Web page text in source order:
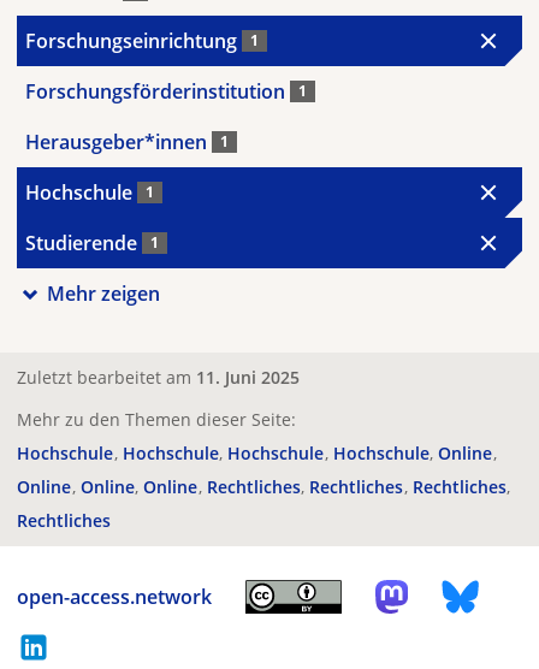
Forschungseinrichtung 1
Forschungsförderinstitution 1
Herausgeber*innen 1
Hochschule 1
Studierende 1
Mehr zeigen
Zuletzt bearbeitet am 11. Juni 2025
Mehr zu den Themen dieser Seite:
Hochschule Hochschule Hochschule Hochschule Online
Online Online Online Rechtliches Rechtliches Rechtliches
Rechtliches
open-access.network